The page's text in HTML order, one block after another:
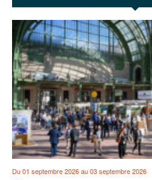
Du 01 septembre 2026 au 03 septembre 2026